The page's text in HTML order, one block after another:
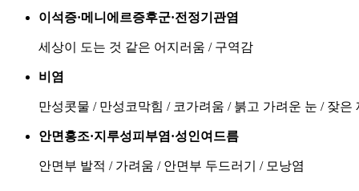
이석증·메니에르증후군·전정기관염
세상이 도는 것 같은 어지러움 / 구역감
비염
만성콧물 / 만성코막힘 / 코가려움 / 붉고 가려운 눈 / 잦은
안면홍조·지루성피부염·성인여드름
안면부 발적 / 가려움 / 안면부 두드러기 / 모낭염